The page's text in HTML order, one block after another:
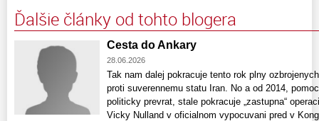
Ďalšie články od tohto blogera
Cesta do Ankary
28.06.2026
Tak nam dalej pokracuje tento rok plny
proti suverennemu statu Iran. No a od 2014,
politicky prevrat, stale pokracuje „zastupna“
Vicky Nulland v oficialnom vypocuvani pred v